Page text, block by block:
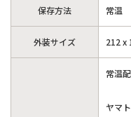
保存方法 常温
外装サイズ 212 x
常温
ヤマ